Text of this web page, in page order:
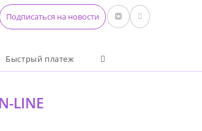
Подписаться на новости
Быстрый платеж Переключить поиск по
LINE